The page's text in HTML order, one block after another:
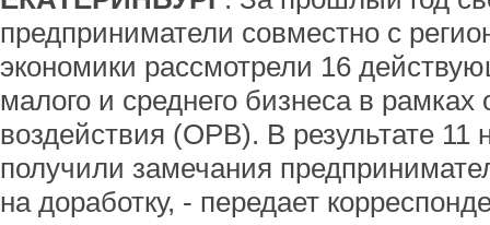
предприниматели совместно с
экономики рассмотрели 16
малого и среднего бизнеса в
воздействия (ОРВ). В результате 11
получили замечания
на доработку, - передает